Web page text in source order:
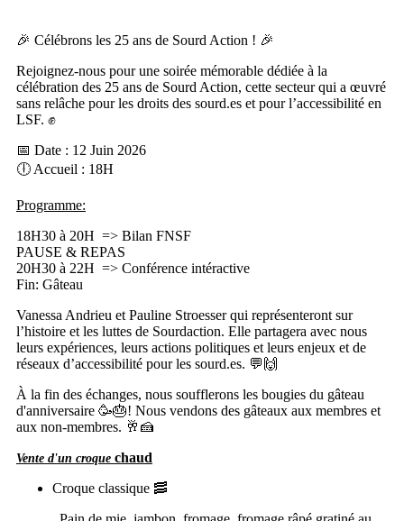
🎉 Célébrons les 25 ans de Sourd Action ! 🎉
Rejoignez-nous pour une soirée mémorable dédiée à la
célébration des 25 ans de Sourd Action, cette secteur qui a œuvré
sans relâche pour les droits des sourd.es et pour l’accessibilité en
LSF. ✊
📅 Date : 12 Juin 2026
🕕 Accueil : 18H
Programme:
18H30 à 20H => Bilan FNSF
PAUSE & REPAS
20H30 à 22H => Conférence intéractive
Fin: Gâteau
Vanessa Andrieu et Pauline Stroesser qui représenteront sur
l’histoire et les luttes de Sourdaction. Elle partagera avec nous
leurs expériences, leurs actions politiques et leurs enjeux et de
réseaux d’accessibilité pour les sourd.es. 💬🙌
À la fin des échanges, nous soufflerons les bougies du gâteau
d'anniversaire 🥳🎂! Nous vendons des gâteaux aux membres et
aux non-membres. 🥂🍰
Vente d'un croque chaud
Croque classique 🥓